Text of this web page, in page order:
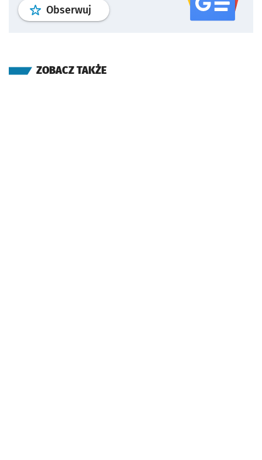
Obserwuj profil serwisu
ZOBACZ TAKŻE